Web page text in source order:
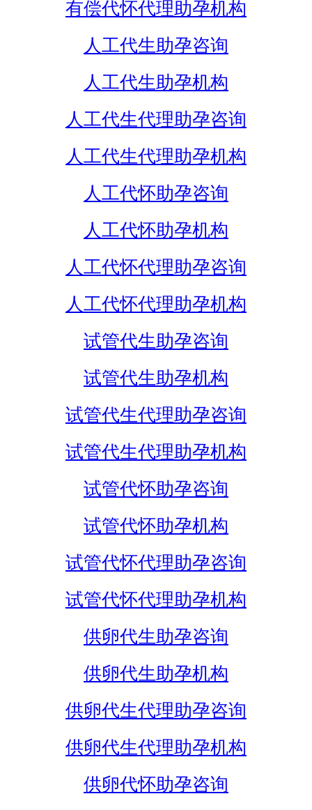
有偿代怀代理助孕机构
人工代生助孕咨询
人工代生助孕机构
人工代生代理助孕咨询
人工代生代理助孕机构
人工代怀助孕咨询
人工代怀助孕机构
人工代怀代理助孕咨询
人工代怀代理助孕机构
试管代生助孕咨询
试管代生助孕机构
试管代生代理助孕咨询
试管代生代理助孕机构
试管代怀助孕咨询
试管代怀助孕机构
试管代怀代理助孕咨询
试管代怀代理助孕机构
供卵代生助孕咨询
供卵代生助孕机构
供卵代生代理助孕咨询
供卵代生代理助孕机构
供卵代怀助孕咨询